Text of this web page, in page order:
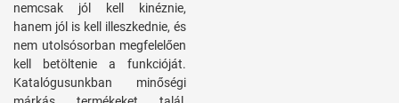
nemcsak jól kell kinéznie,
hanem jól is kell illeszkednie, és
nem utolsósorban megfelelően
kell betöltenie a funkcióját.
Katalógusunkban minőségi